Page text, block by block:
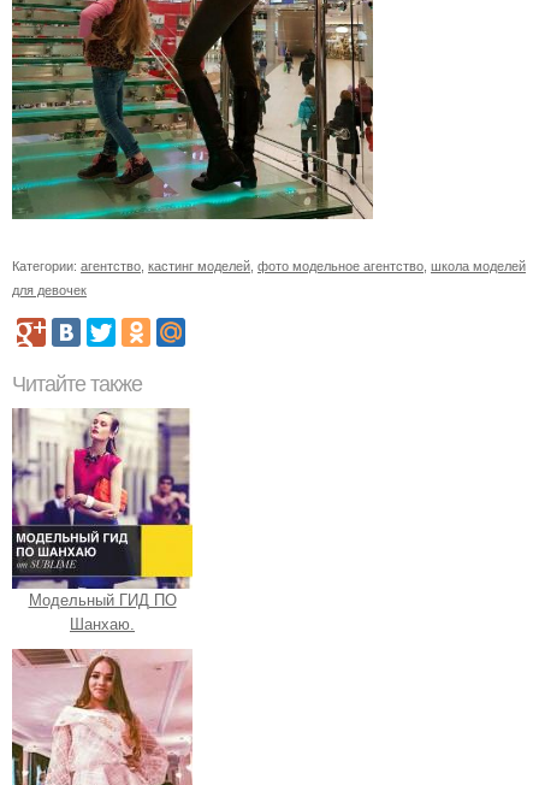
Категории: агентство кастинг моделей фото модельное агентство школа моделей
для девочек
Читайте также
Модельный ГИД ПО
Шанхаю.